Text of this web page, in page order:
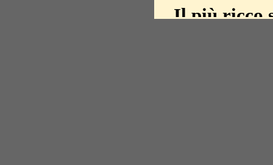
Il più ricco